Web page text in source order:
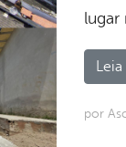
lugar
por